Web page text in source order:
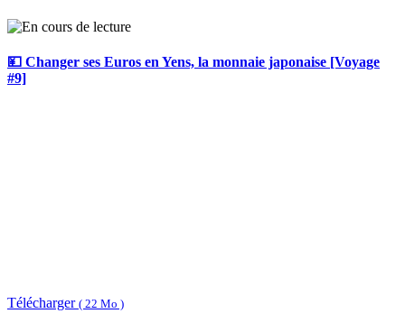
💴 Changer ses Euros en Yens, la monnaie japonaise [Voyage
#9]
Télécharger ( 22 Mo )